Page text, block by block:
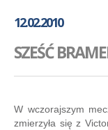
KONTAKT
SKLEP
12.02.2010
SZEŚĆ
W wczorajszym
zmierzyła się z